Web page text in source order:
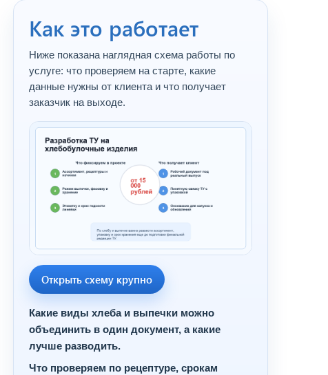
Как это работает
Ниже показана наглядная схема работы по
услуге: что проверяем на старте, какие
данные нужны от клиента и что получает
заказчик на выходе.
Открыть схему крупно
Какие виды хлеба и выпечки можно
объединить в один документ, а какие
лучше разводить.
Что проверяем по рецептуре, срокам